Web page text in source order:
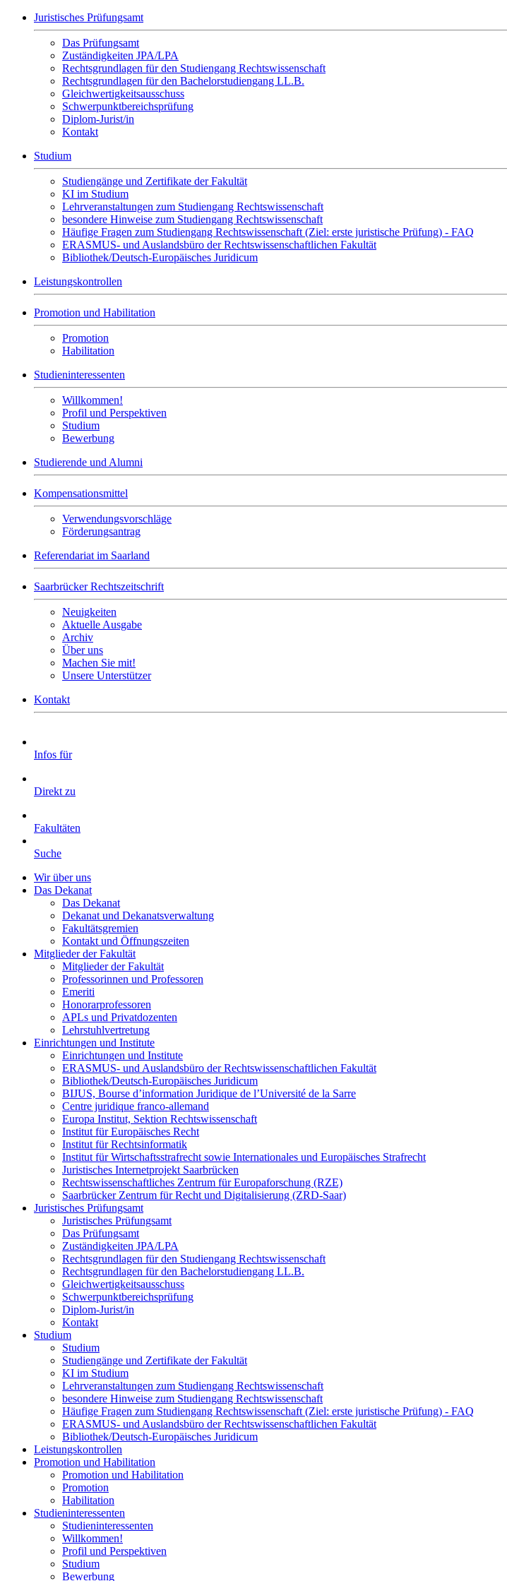
Juristisches Prüfungsamt
Das Prüfungsamt
Zuständigkeiten JPA/LPA
Rechtsgrundlagen für den Studiengang Rechtswissenschaft
Rechtsgrundlagen für den Bachelorstudiengang LL.B.
Gleichwertigkeitsausschuss
Schwerpunktbereichsprüfung
Diplom-Jurist/in
Kontakt
Studium
Studiengänge und Zertifikate der Fakultät
KI im Studium
Lehrveranstaltungen zum Studiengang Rechtswissenschaft
besondere Hinweise zum Studiengang Rechtswissenschaft
Häufige Fragen zum Studiengang Rechtswissenschaft (Ziel: erste juristische Prüfung) - FAQ
ERASMUS- und Auslandsbüro der Rechtswissenschaftlichen Fakultät
Bibliothek/Deutsch-Europäisches Juridicum
Leistungskontrollen
Promotion und Habilitation
Promotion
Habilitation
Studieninteressenten
Willkommen!
Profil und Perspektiven
Studium
Bewerbung
Studierende und Alumni
Kompensationsmittel
Verwendungsvorschläge
Förderungsantrag
Referendariat im Saarland
Saarbrücker Rechtszeitschrift
Neuigkeiten
Aktuelle Ausgabe
Archiv
Über uns
Machen Sie mit!
Unsere Unterstützer
Kontakt
Infos für
Direkt zu
Fakultäten
Suche
Wir über uns
Das Dekanat
Das Dekanat
Dekanat und Dekanatsverwaltung
Fakultätsgremien
Kontakt und Öffnungszeiten
Mitglieder der Fakultät
Mitglieder der Fakultät
Professorinnen und Professoren
Emeriti
Honorarprofessoren
APLs und Privatdozenten
Lehrstuhlvertretung
Einrichtungen und Institute
Einrichtungen und Institute
ERASMUS- und Auslandsbüro der Rechtswissenschaftlichen Fakultät
Bibliothek/Deutsch-Europäisches Juridicum
BIJUS, Bourse d’information Juridique de l’Université de la Sarre
Centre juridique franco-allemand
Europa Institut, Sektion Rechtswissenschaft
Institut für Europäisches Recht
Institut für Rechtsinformatik
Institut für Wirtschaftsstrafrecht sowie Internationales und Europäisches Strafrecht
Juristisches Internetprojekt Saarbrücken
Rechtswissenschaftliches Zentrum für Europaforschung (RZE)
Saarbrücker Zentrum für Recht und Digitalisierung (ZRD-Saar)
Juristisches Prüfungsamt
Juristisches Prüfungsamt
Das Prüfungsamt
Zuständigkeiten JPA/LPA
Rechtsgrundlagen für den Studiengang Rechtswissenschaft
Rechtsgrundlagen für den Bachelorstudiengang LL.B.
Gleichwertigkeitsausschuss
Schwerpunktbereichsprüfung
Diplom-Jurist/in
Kontakt
Studium
Studium
Studiengänge und Zertifikate der Fakultät
KI im Studium
Lehrveranstaltungen zum Studiengang Rechtswissenschaft
besondere Hinweise zum Studiengang Rechtswissenschaft
Häufige Fragen zum Studiengang Rechtswissenschaft (Ziel: erste juristische Prüfung) - FAQ
ERASMUS- und Auslandsbüro der Rechtswissenschaftlichen Fakultät
Bibliothek/Deutsch-Europäisches Juridicum
Leistungskontrollen
Promotion und Habilitation
Promotion und Habilitation
Promotion
Habilitation
Studieninteressenten
Studieninteressenten
Willkommen!
Profil und Perspektiven
Studium
Bewerbung